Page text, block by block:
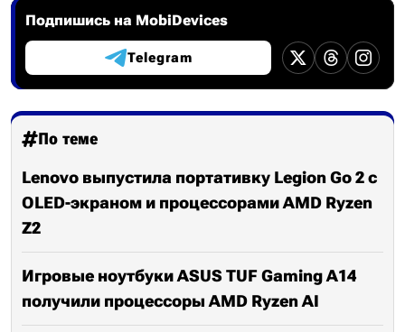
Подпишись на MobiDevices
Telegram
По теме
Lenovo выпустила портативку Legion Go 2 с
OLED-экраном и процессорами AMD Ryzen
Z2
Игровые ноутбуки ASUS TUF Gaming A14
получили процессоры AMD Ryzen AI